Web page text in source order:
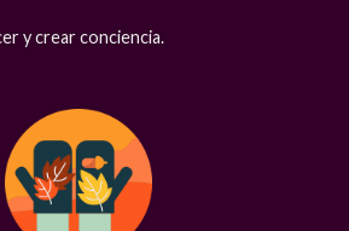
y crear conciencia.